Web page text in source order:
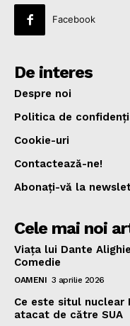
Facebook
De interes
Despre noi
Politica de
Cookie-uri
Contactează-ne!
Abonaţi-vă la
Cele mai noi
Viața lui Dante
Comedie
OAMENI 3 aprilie 2026
Ce este situl nuclear
atacat de către SUA